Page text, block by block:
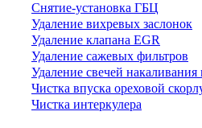
Снятие-установка ГБЦ
Удаление вихревых заслонок
Удаление клапана EGR
Удаление сажевых фильтров
Удаление свечей
Чистка впуска ореховой
Чистка интеркулера